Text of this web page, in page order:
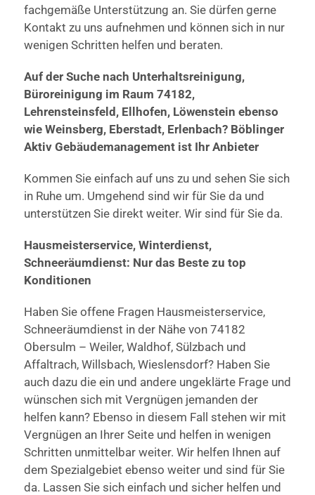
fachgemäße Unterstützung an. Sie dürfen gerne
Kontakt zu uns aufnehmen und können sich in nur
wenigen Schritten helfen und beraten.
Auf der Suche nach Unterhaltsreinigung,
Büroreinigung im Raum 74182,
Lehrensteinsfeld, Ellhofen, Löwenstein ebenso
wie Weinsberg, Eberstadt, Erlenbach? Böblinger
Aktiv Gebäudemanagement ist Ihr Anbieter
Kommen Sie einfach auf uns zu und sehen Sie sich
in Ruhe um. Umgehend sind wir für Sie da und
unterstützen Sie direkt weiter. Wir sind für Sie da.
Hausmeisterservice, Winterdienst,
Schneeräumdienst: Nur das Beste zu top
Konditionen
Haben Sie offene Fragen Hausmeisterservice,
Schneeräumdienst in der Nähe von 74182
Obersulm – Weiler, Waldhof, Sülzbach und
Affaltrach, Willsbach, Wieslensdorf? Haben Sie
auch dazu die ein und andere ungeklärte Frage und
wünschen sich mit Vergnügen jemanden der
helfen kann? Ebenso in diesem Fall stehen wir mit
Vergnügen an Ihrer Seite und helfen in wenigen
Schritten unmittelbar weiter. Wir helfen Ihnen auf
dem Spezialgebiet ebenso weiter und sind für Sie
da. Lassen Sie sich einfach und sicher helfen und